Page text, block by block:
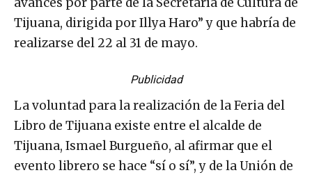
avances por parte de la Secretaría de Cultura de
Tijuana, dirigida por Illya Haro” y que habría de
realizarse del 22 al 31 de mayo.
Publicidad
La voluntad para la realización de la Feria del
Libro de Tijuana existe entre el alcalde de
Tijuana, Ismael Burgueño, al afirmar que el
evento librero se hace “sí o sí”, y de la Unión de